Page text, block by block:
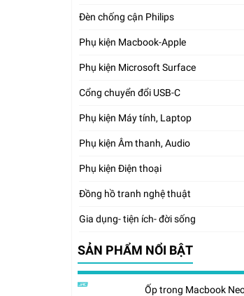
Đèn chống cận Philips
Phụ kiện Macbook-Apple
Phụ kiện Microsoft Surface
Cổng chuyển đổi USB-C
Phụ kiện Máy tính, Laptop
Phụ kiện Âm thanh, Audio
Phụ kiện Điện thoại
Đồng hồ tranh nghệ thuật
Gia dụng- tiện ích- đời sống
SẢN PHẨM NỔI BẬT
Ốp trong Macbook